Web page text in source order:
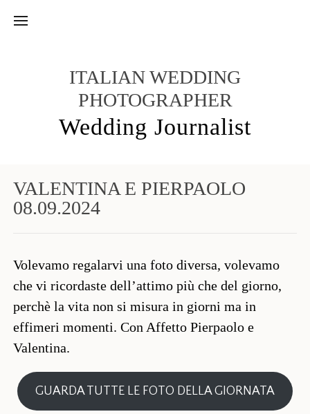
ITALIAN WEDDING
PHOTOGRAPHER
Wedding Journalist
VALENTINA E PIERPAOLO
08.09.2024
Volevamo regalarvi una foto diversa, volevamo
che vi ricordaste dell’attimo più che del giorno,
perchè la vita non si misura in giorni ma in
effimeri momenti. Con Affetto Pierpaolo e
Valentina.
GUARDA TUTTE LE FOTO DELLA GIORNATA